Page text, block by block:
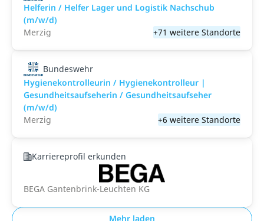
Helferin / Helfer Lager und Logistik Nachschub
(m/w/d)
Merzig
+71 weitere Standorte
Bundeswehr
Hygienekontrolleurin / Hygienekontrolleur |
Gesundheitsaufseherin / Gesundheitsaufseher
(m/w/d)
Merzig
+6 weitere Standorte
Karriereprofil erkunden
BEGA Gantenbrink-Leuchten KG
Mehr laden